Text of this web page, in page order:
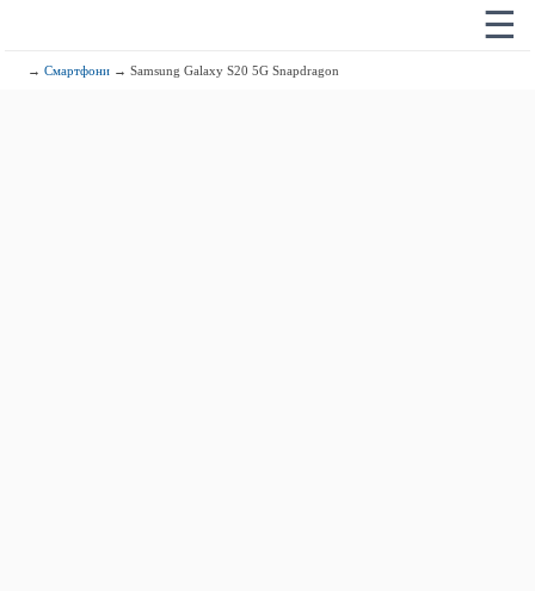
☰
→Смартфони → Samsung Galaxy S20 5G Snapdragon